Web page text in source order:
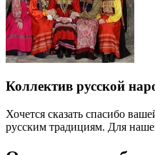
Коллектив русской
Хочется сказать спасибо
русским традициям. Для